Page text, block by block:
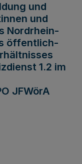
und
und
Nordrhein-
öffentlich-
1.2 im
JFWörA